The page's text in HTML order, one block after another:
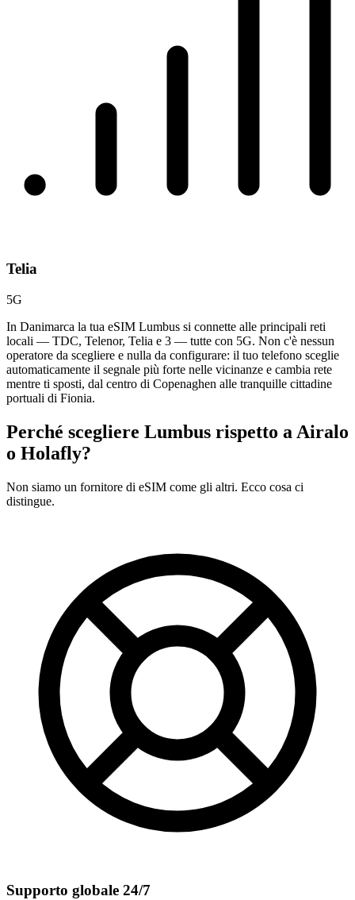
Telia
5G
In Danimarca la tua eSIM Lumbus si connette alle principali reti
locali — TDC, Telenor, Telia e 3 — tutte con 5G. Non c'è nessun
operatore da scegliere e nulla da configurare: il tuo telefono sceglie
automaticamente il segnale più forte nelle vicinanze e cambia rete
mentre ti sposti, dal centro di Copenaghen alle tranquille cittadine
portuali di Fionia.
Perché scegliere Lumbus rispetto a Airalo
o Holafly?
Non siamo un fornitore di eSIM come gli altri. Ecco cosa ci
distingue.
Supporto globale 24/7